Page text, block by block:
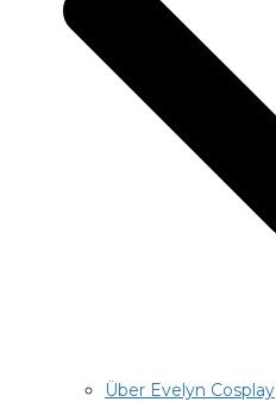
Über Evelyn Cosplay